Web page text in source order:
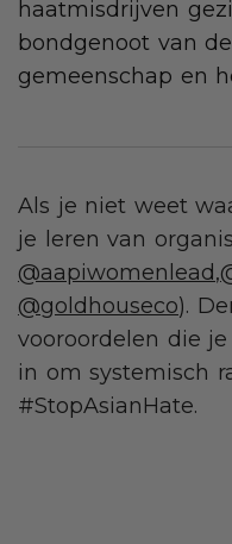
haatmisdrijven
bondgenoot van
gemeenschap en
Als je niet weet
je leren van
@aapiwomenlead,
@goldhouseco).
vooroordelen die
in om systemisch
#StopAsianHate.